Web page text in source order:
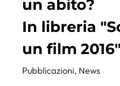
un abito?
In libreria
un film 2016"
Pubblicazioni, News